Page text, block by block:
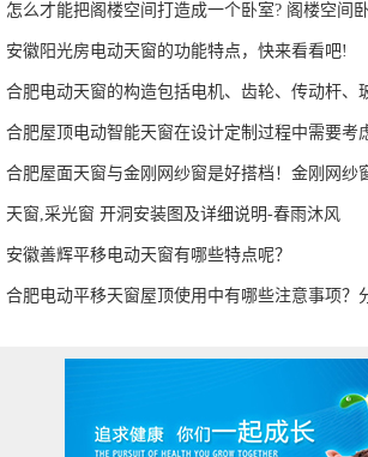
怎么才能把阁楼空间打造成一个卧室? 阁楼空间
安徽阳光房电动天窗的功能特点，快来看看吧!
合肥屋顶电动智能天窗在设计定制过程中需要考
合肥屋面天窗与金刚网纱窗是好搭档！金刚网纱
天窗,采光窗 开洞安装图及详细说明-春雨沐风
安徽善辉平移电动天窗有哪些特点呢？
合肥电动平移天窗屋顶使用中有哪些注意事项？